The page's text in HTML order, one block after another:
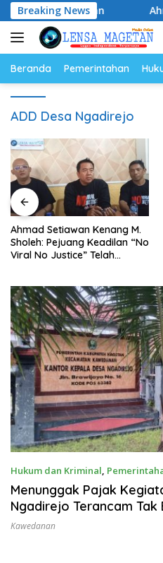
Langsung
ke
konten
Breaking News
Ikan Ahmad
Beranda Pemerintahan
ADD Desa Ngadirejo
Ahmad Setiawan Kenang M.
Sholeh: Pejuang Keadilan “No
Viral No Justice” Telah
Hukum dan Kriminal,
Menunggak Pajak
Ngadirejo Terancam Tak
Kawedanan